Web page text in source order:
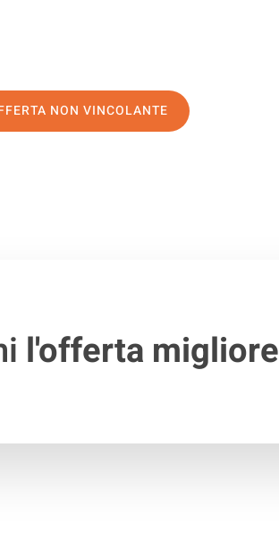
NON VINCOLANTE
l'offerta migliore